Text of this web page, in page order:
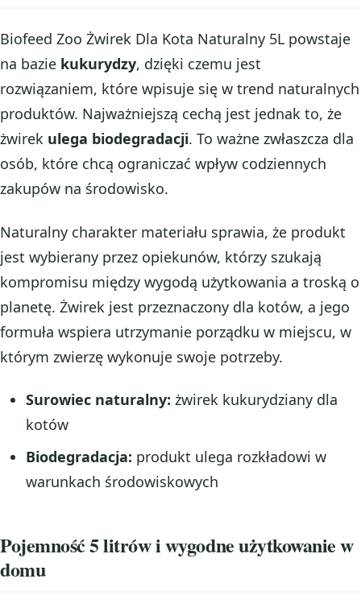
Biofeed Zoo Żwirek Dla Kota Naturalny 5L powstaje
na bazie kukurydzy, dzięki czemu jest
rozwiązaniem, które wpisuje się w trend naturalnych
produktów. Najważniejszą cechą jest jednak to, że
żwirek ulega biodegradacji. To ważne zwłaszcza dla
osób, które chcą ograniczać wpływ codziennych
zakupów na środowisko.
Naturalny charakter materiału sprawia, że produkt
jest wybierany przez opiekunów, którzy szukają
kompromisu między wygodą użytkowania a troską o
planetę. Żwirek jest przeznaczony dla kotów, a jego
formuła wspiera utrzymanie porządku w miejscu, w
którym zwierzę wykonuje swoje potrzeby.
Surowiec naturalny: żwirek kukurydziany dla
kotów
Biodegradacja: produkt ulega rozkładowi w
warunkach środowiskowych
Pojemność 5 litrów i wygodne użytkowanie w
domu